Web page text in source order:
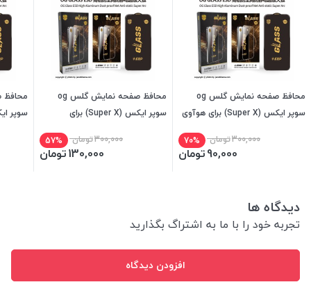
محافظ صفحه نمایش گلس og
سوپر ایکس (Super X) برای هوآوی
300,000تومان 70%
90,000تومان
محافظ صفحه نمایش گلس og
سوپر ایکس (Super X) برای
300,000تومان 57%
130,000تومان
دیدگاه ها
تجربه خود را با ما به اشتراگ بگذارید
افزودن دیدگاه